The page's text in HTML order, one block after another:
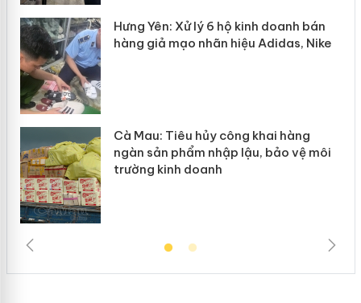
Hưng Yên: Xử lý 6 hộ kinh doanh bán
hàng giả mạo nhãn hiệu Adidas, Nike
Cà Mau: Tiêu hủy công khai hàng
ngàn sản phẩm nhập lậu, bảo vệ môi
trường kinh doanh